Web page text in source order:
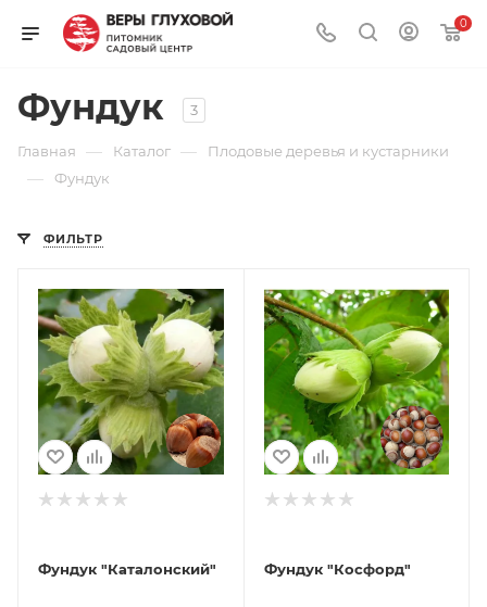
0
Фундук 3
Главная — Каталог — Плодовые деревья и кустарники
— Фундук
ФИЛЬТР
Фундук "Каталонский" Фундук "Косфорд"